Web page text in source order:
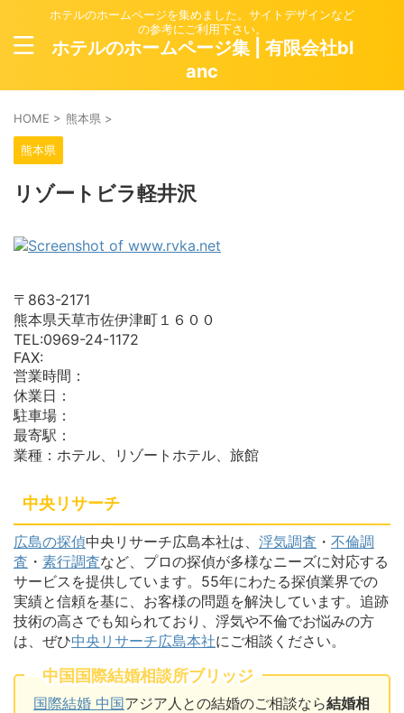
ホテルのホームページを集めました。サイトデザインなど
の参考にご利用下さい。
ホテルのホームページ集 | 有限会社bl
anc
HOME > 熊本県 >
熊本県
リゾートビラ軽井沢
〒863-2171
熊本県天草市佐伊津町１６００
TEL:0969-24-1172
FAX:
営業時間：
休業日：
駐車場：
最寄駅：
業種：ホテル、リゾートホテル、旅館
中央リサーチ
広島の探偵中央リサーチ広島本社は、 浮気調査 ・ 不倫調
査 ・ 素行調査など、プロの探偵が多様なニーズに対応する
サービスを提供しています。55年にわたる探偵業界での
実績と信頼を基に、お客様の問題を解決しています。追跡
技術の高さでも知られており、浮気や不倫でお悩みの方
は、ぜひ中央リサーチ広島本社にご相談ください。
中国国際結婚相談所ブリッジ
国際結婚 中国アジア人との結婚のご相談なら結婚相